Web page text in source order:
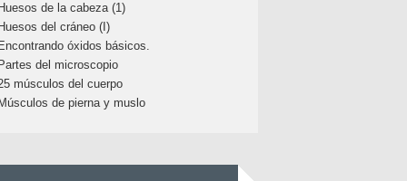
de la cabeza (1)
del cráneo (I)
óxidos básicos.
del microscopio
músculos del cuerpo
de pierna y muslo